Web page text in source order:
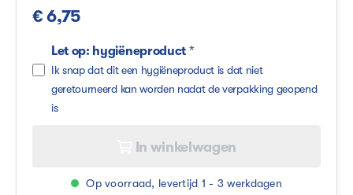
€ 6,75
Let op: hygiëneproduct*
Ik snap dat dit een hygiëneproduct is dat niet
geretourneerd kan worden nadat de verpakking geopend
is
In winkelwagen
Op voorraad, levertijd 1 - 3 werkdagen